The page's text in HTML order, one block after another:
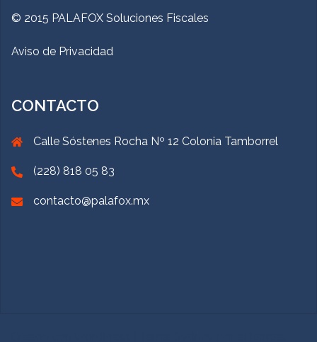
© 2015 PALAFOX Soluciones Fiscales
Aviso de Privacidad
CONTACTO
Calle Sóstenes Rocha Nº 12 Colonia Tamborrel
(228) 818 05 83
contacto@palafox.mx